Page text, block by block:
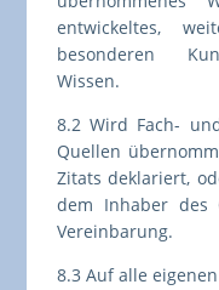
entwickeltes,
besonderen
Wissen.
8.2 Wird Fach-
Quellen
Zitats deklariert,
dem Inhaber des
Vereinbarung.
8.3 Auf alle